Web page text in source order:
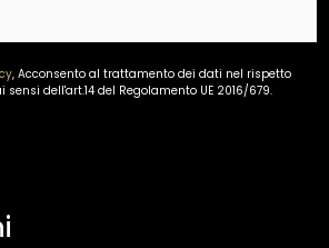
, Acconsento al trattamento dei dati nel rispetto
dell'art.14 del Regolamento UE 2016/679.